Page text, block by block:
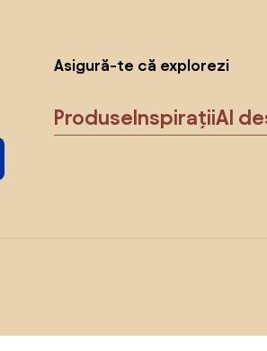
Asigură-te că explorezi
ProduseInspirațiiAI